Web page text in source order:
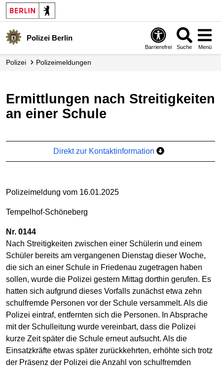
Polizei Berlin
Barrierefrei Suche Menü
Polizei Polizei­meldungen
Ermittlungen nach Streitigkeiten
an einer Schule
Direkt zur Kontaktinformation
Polizeimeldung vom 16.01.2025
Tempelhof-Schöneberg
Nr. 0144
Nach Streitigkeiten zwischen einer Schülerin und einem
Schüler bereits am vergangenen Dienstag dieser Woche,
die sich an einer Schule in Friedenau zugetragen haben
sollen, wurde die Polizei gestern Mittag dorthin gerufen. Es
hatten sich aufgrund dieses Vorfalls zunächst etwa zehn
schulfremde Personen vor der Schule versammelt. Als die
Polizei eintraf, entfernten sich die Personen. In Absprache
mit der Schulleitung wurde vereinbart, dass die Polizei
kurze Zeit später die Schule erneut aufsucht. Als die
Einsatzkräfte etwas später zurückkehrten, erhöhte sich trotz
der Präsenz der Polizei die Anzahl von schulfremden